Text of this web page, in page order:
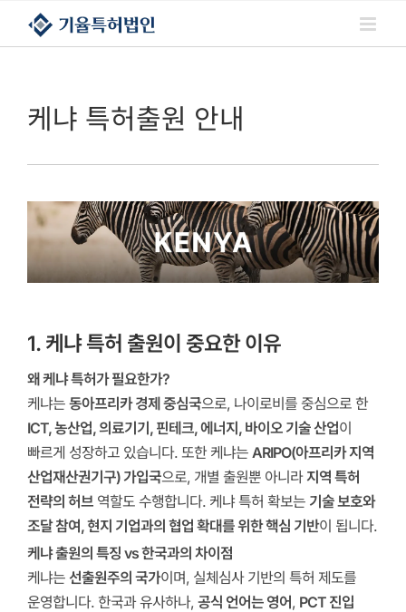
콘텐츠로
건너뛰기
케냐 특허출원 안내
1. 케냐 특허 출원이 중요한 이유
왜 케냐 특허가 필요한가?
케냐는 동아프리카 경제 중심국으로, 나이로비를 중심으로 한
ICT, 농산업, 의료기기, 핀테크, 에너지, 바이오 기술 산업이
빠르게 성장하고 있습니다. 또한 케냐는 ARIPO(아프리카 지역
산업재산권기구) 가입국으로, 개별 출원뿐 아니라지역 특허
전략의 허브역할도 수행합니다. 케냐 특허 확보는 기술 보호와
조달 참여, 현지 기업과의 협업 확대를 위한 핵심 기반이 됩니다.
케냐 출원의 특징 vs 한국과의 차이점
케냐는 선출원주의 국가이며, 실체심사 기반의 특허 제도를
운영합니다. 한국과 유사하나, 공식 언어는 영어, PCT 진입